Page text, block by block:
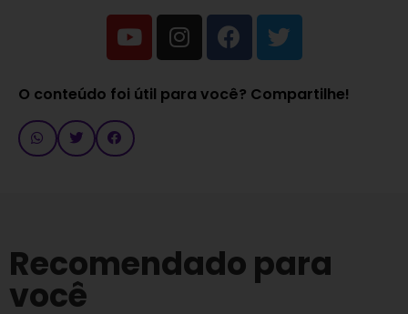
O conteúdo foi útil para você? Compartilhe!
Recomendado para
você